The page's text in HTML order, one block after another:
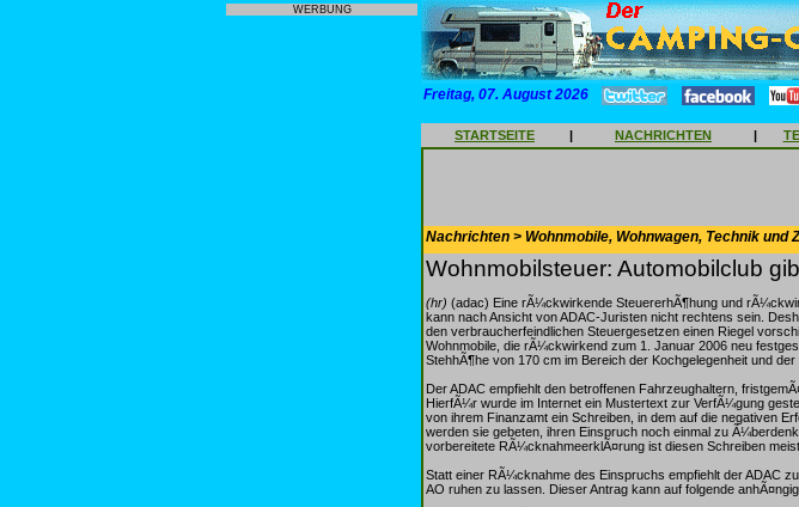
WERBUNG
Freitag, 07. August 2026
STARTSEITE | NACHRICHTEN |
Nachrichten > Wohnmobile, Wohnwagen, Technik und
Wohnmobilsteuer: Automobilclub
(hr) (adac) Eine rÃ¼ckwirkende SteuererhÃ¶hung und
kann nach Ansicht von ADAC-Juristen nicht rechtens sein.
den verbraucherfeindlichen Steuergesetzen einen Riegel
Wohnmobile, die rÃ¼ckwirkend zum 1. Januar 2006 neu
StehhÃ¶he von 170 cm im Bereich der Kochgelegenheit und
Der ADAC empfiehlt den betroffenen Fahrzeughaltern,
HierfÃ¼r wurde im Internet ein Mustertext zur VerfÃ¼gung
von ihrem Finanzamt ein Schreiben, in dem auf die negativen
werden sie gebeten, ihren Einspruch noch einmal zu
vorbereitete RÃ¼cknahmeerklÃ¤rung ist diesen Schreiben
Statt einer RÃ¼cknahme des Einspruchs empfiehlt der ADAC
AO ruhen zu lassen. Dieser Antrag kann auf folgende